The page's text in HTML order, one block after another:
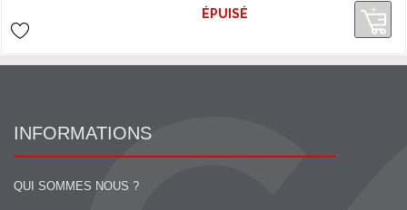
ÉPUISÉ
INFORMATIONS
QUI SOMMES NOUS ?